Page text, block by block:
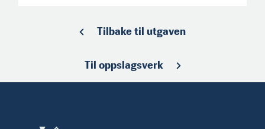
Tilbake til utgaven
Til oppslagsverk